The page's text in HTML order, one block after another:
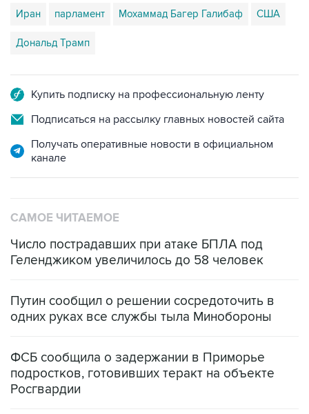
Иран парламент Мохаммад Багер Галибаф США
Дональд Трамп
Купить подписку на профессиональную ленту
Подписаться на рассылку главных новостей сайта
Получать оперативные новости в официальном
канале
САМОЕ ЧИТАЕМОЕ
Число пострадавших при атаке БПЛА под
Геленджиком увеличилось до 58 человек
Путин сообщил о решении сосредоточить в
одних руках все службы тыла Минобороны
ФСБ сообщила о задержании в Приморье
подростков, готовивших теракт на объекте
Росгвардии